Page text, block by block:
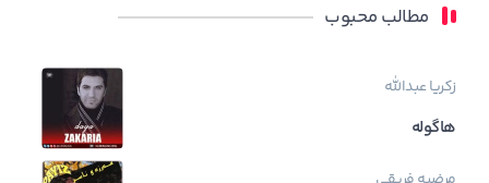
مطالب محبوب
زکریا عبدالله
هاگوله